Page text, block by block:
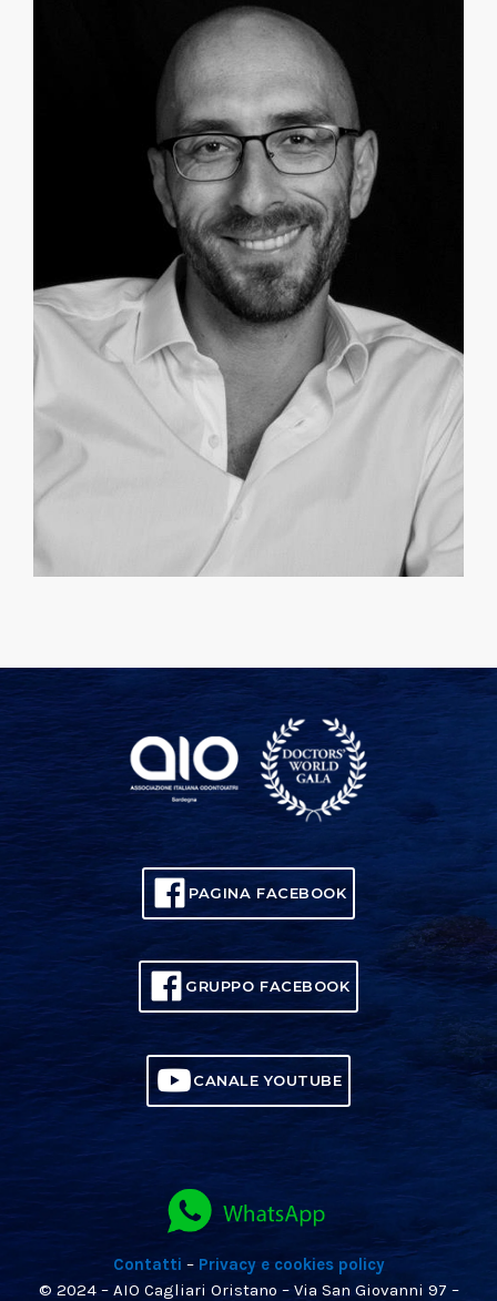
PAGINA FACEBOOK
GRUPPO FACEBOOK
CANALE YOUTUBE
Contatti – Privacy e cookies policy
© 2024 – AIO Cagliari Oristano – Via San Giovanni 97 –